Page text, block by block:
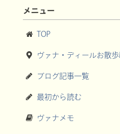
メニュー
TOP
ヴァナ・ディールお散歩
ブログ記事一覧
最初から読む
ヴァナメモ